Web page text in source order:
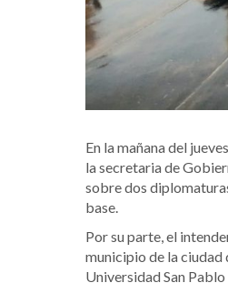
En la mañana del
la secretaria de
sobre dos
base.
Por su parte, el
municipio de la ciudad
Universidad San Pablo